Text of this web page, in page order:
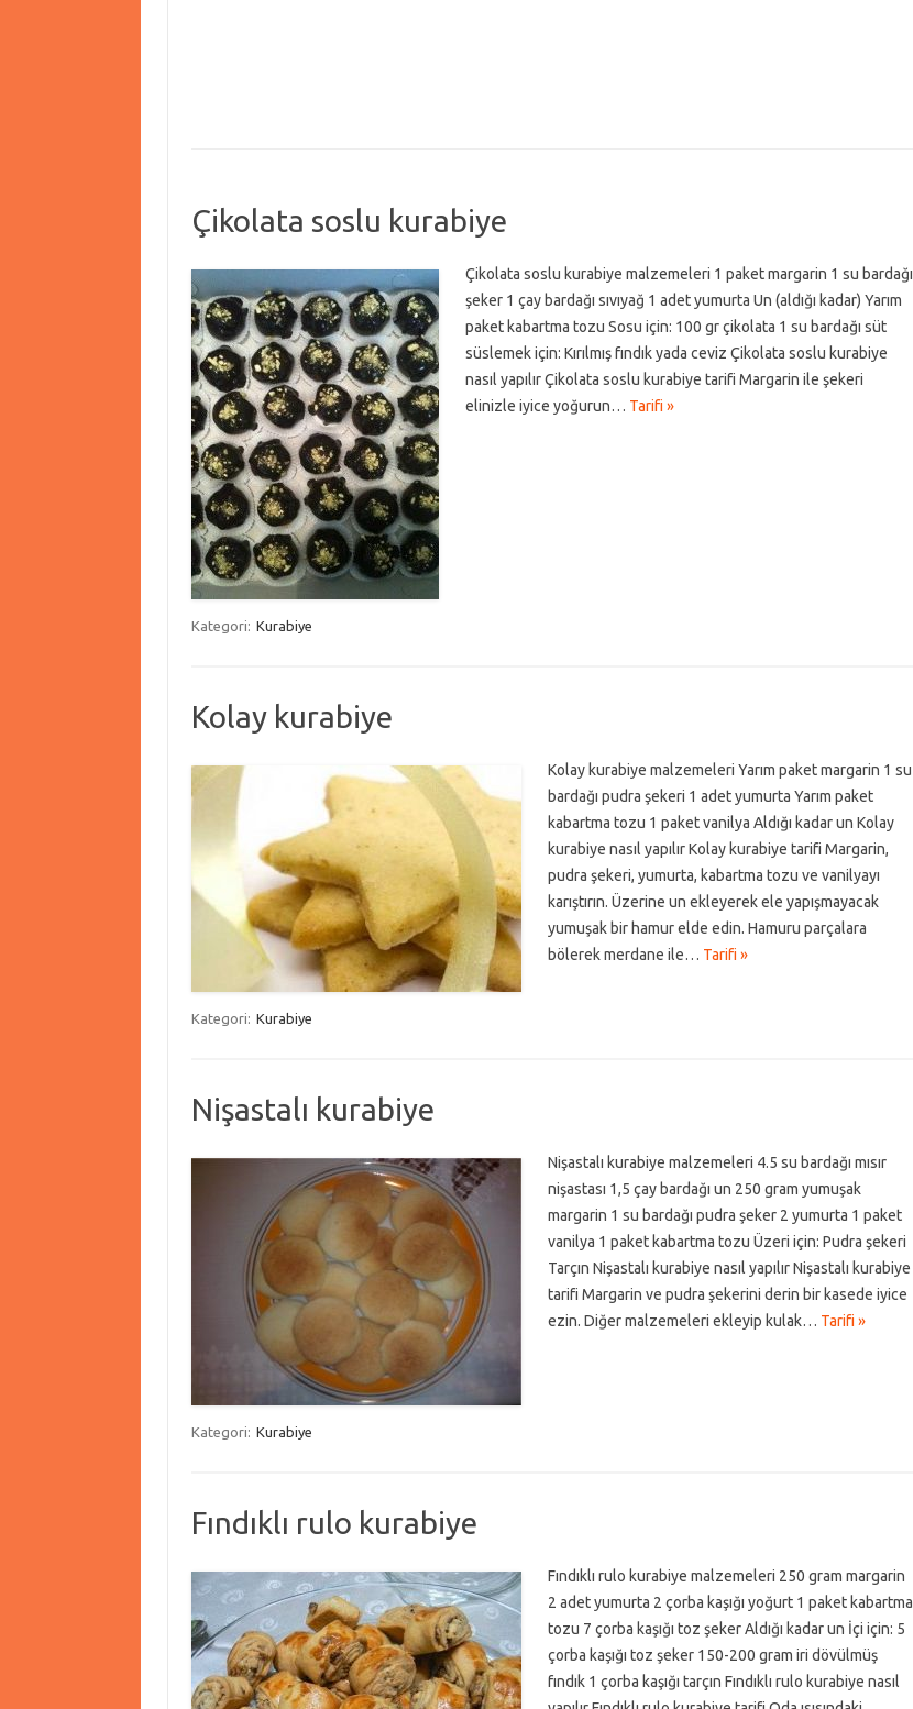
Çikolata soslu kurabiye
Çikolata soslu kurabiye malzemeleri 1 paket margarin 1 su bardağı
şeker 1 çay bardağı sıvıyağ 1 adet yumurta Un (aldığı kadar) Yarım
paket kabartma tozu Sosu için: 100 gr çikolata 1 su bardağı süt
süslemek için: Kırılmış fındık yada ceviz Çikolata soslu kurabiye
nasıl yapılır Çikolata soslu kurabiye tarifi Margarin ile şekeri
elinizle iyice yoğurun… Tarifi »
Kategori: Kurabiye
Kolay kurabiye
Kolay kurabiye malzemeleri Yarım paket margarin 1 su
bardağı pudra şekeri 1 adet yumurta Yarım paket
kabartma tozu 1 paket vanilya Aldığı kadar un Kolay
kurabiye nasıl yapılır Kolay kurabiye tarifi Margarin,
pudra şekeri, yumurta, kabartma tozu ve vanilyayı
karıştırın. Üzerine un ekleyerek ele yapışmayacak
yumuşak bir hamur elde edin. Hamuru parçalara
bölerek merdane ile… Tarifi »
Kategori: Kurabiye
Nişastalı kurabiye
Nişastalı kurabiye malzemeleri 4.5 su bardağı mısır
nişastası 1,5 çay bardağı un 250 gram yumuşak
margarin 1 su bardağı pudra şeker 2 yumurta 1 paket
vanilya 1 paket kabartma tozu Üzeri için: Pudra şekeri
Tarçın Nişastalı kurabiye nasıl yapılır Nişastalı kurabiye
tarifi Margarin ve pudra şekerini derin bir kasede iyice
ezin. Diğer malzemeleri ekleyip kulak… Tarifi »
Kategori: Kurabiye
Fındıklı rulo kurabiye
Fındıklı rulo kurabiye malzemeleri 250 gram margarin
2 adet yumurta 2 çorba kaşığı yoğurt 1 paket kabartma
tozu 7 çorba kaşığı toz şeker Aldığı kadar un İçi için: 5
çorba kaşığı toz şeker 150-200 gram iri dövülmüş
fındık 1 çorba kaşığı tarçın Fındıklı rulo kurabiye nasıl